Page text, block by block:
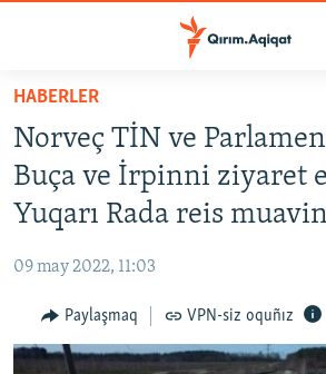
Esas
qaytmaq
Baş
navigatsiyağa
qaytmaq
Qıdıruvğa
qaytmaq
İQTİSADİYAT
MEDENİYET
İNSAN AQLARI
VİDEO
HABERLER
Norveç TİN ve
Buça ve İrpinni ziyaret
Yuqarı Rada reis
09 may 2022, 11:03
Paylaşmaq VPN-siz oquñız